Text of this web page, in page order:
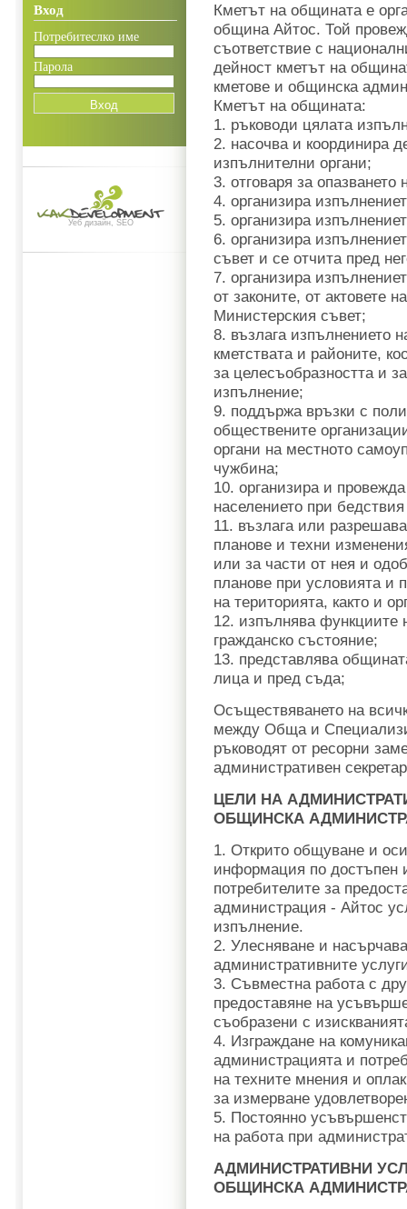
Вход
Потребитеслко име
Парола
Уеб дизайн, SEO
Кметът на общината е
община Айтос. Той
съответствие с
дейност кметът на
кметове и общинска
Кметът на общината:
1. ръководи цялата
2. насочва и координира
изпълнителни органи;
3. отговаря за
4. организира
5. организира
6. организира
съвет и се отчита пред
7. организира
от законите, от актовете
Министерския съвет;
8. възлага изпълнението
кметствата и районите,
за целесъобразността и
изпълнение;
9. поддържа връзки с
обществените
органи на местното
чужбина;
10. организира и
населението при
11. възлага или
планове и техни
или за части от нея и
планове при условията и
на територията, както и
12. изпълнява функциите
гражданско състояние;
13. представлява
лица и пред съда;
Осъществяването на
между Обща и
ръководят от ресорни
административен
ЦЕЛИ НА
ОБЩИНСКА
1. Открито общуване и
информация по достъпен
потребителите за
администрация - Айтос
изпълнение.
2. Улесняване и
административните
3. Съвместна работа с
предоставяне на
съобразени с
4. Изграждане на
администрацията и
на техните мнения и
за измерване
5. Постоянно
на работа при
АДМИНИСТРАТИВНИ
ОБЩИНСКА